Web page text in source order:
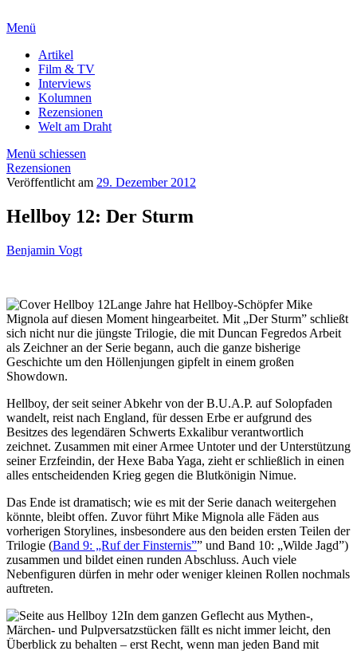
Menü
Artikel
Film & TV
Interviews
Kolumnen
Rezensionen
Welt am Draht
Menü schiessen
Rezensionen
Veröffentlicht am 29. Dezember 2012
Hellboy 12: Der Sturm
Benjamin Vogt
Lange Jahre hat Hellboy-Schöpfer Mike
Mignola auf diesen Moment hingearbeitet. Mit „Der Sturm” schließt
sich nicht nur die jüngste Trilogie, die mit Duncan Fegredos Arbeit
als Zeichner an der Serie begann, auch die ganze bisherige
Geschichte um den Höllenjungen gipfelt in einem großen
Showdown.
Hellboy, der seit seiner Abkehr von der B.U.A.P. auf Solopfaden
wandelt, reist nach England, für dessen Erbe er aufgrund des
Besitzes des legendären Schwerts Exkalibur verantwortlich
zeichnet. Zusammen mit einer Armee Untoter und der Unterstützung
seiner Erzfeindin, der Hexe Baba Yaga, zieht er schließlich in einen
alles entscheidenden Krieg gegen die Blutkönigin Nimue.
Das Ende ist dramatisch; wie es mit der Serie danach weitergehen
könnte, bleibt offen. Zuvor führt Mike Mignola alle Fäden aus
vorherigen Storylines, insbesondere aus den beiden ersten Teilen der
Trilogie (Band 9: „Ruf der Finsternis”” und Band 10: „Wilde Jagd”)
zusammen und bildet einen runden Abschluss. Auch viele
Nebenfiguren dürfen in mehr oder weniger kleinen Rollen nochmals
auftreten.
In dem ganzen Geflecht aus Mythen-,
Märchen- und Pulpversatzstücken fällt es nicht immer leicht, den
Überblick zu behalten – erst Recht, wenn man jeden Band mit